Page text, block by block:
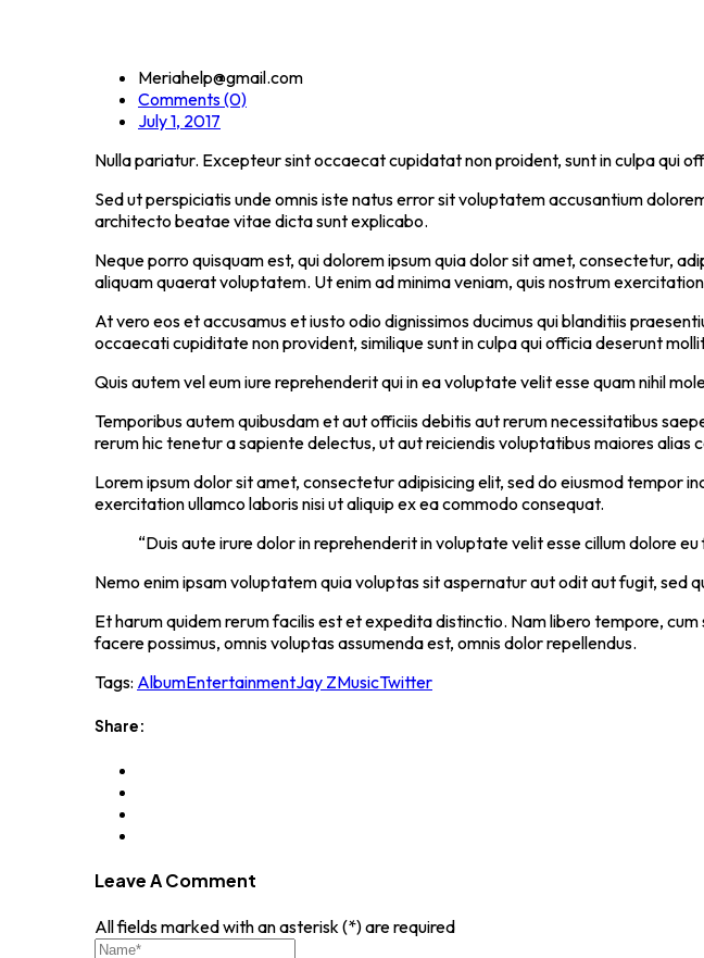
Meriahelp@gmail.com
Comments (0)
July 1, 2017
Nulla pariatur. Excepteur sint occaecat cupidatat non proident, sunt in culpa qui
Sed ut perspiciatis unde omnis iste natus error sit voluptatem accusantium
architecto beatae vitae dicta sunt explicabo.
Neque porro quisquam est, qui dolorem ipsum quia dolor sit amet, consectetur,
aliquam quaerat voluptatem. Ut enim ad minima veniam, quis nostrum
At vero eos et accusamus et iusto odio dignissimos ducimus qui blanditiis
occaecati cupiditate non provident, similique sunt in culpa qui officia deserunt
Quis autem vel eum iure reprehenderit qui in ea voluptate velit esse quam nihil
Temporibus autem quibusdam et aut officiis debitis aut rerum necessitatibus
rerum hic tenetur a sapiente delectus, ut aut reiciendis voluptatibus maiores
Lorem ipsum dolor sit amet, consectetur adipisicing elit, sed do eiusmod tempor
exercitation ullamco laboris nisi ut aliquip ex ea commodo consequat.
“Duis aute irure dolor in reprehenderit in voluptate velit esse cillum dolore eu
Nemo enim ipsam voluptatem quia voluptas sit aspernatur aut odit aut fugit, sed
Et harum quidem rerum facilis est et expedita distinctio. Nam libero tempore,
facere possimus, omnis voluptas assumenda est, omnis dolor repellendus.
Tags: AlbumEntertainmentJay ZMusicTwitter
Share:
Leave A Comment
All fields marked with an asterisk (*) are required